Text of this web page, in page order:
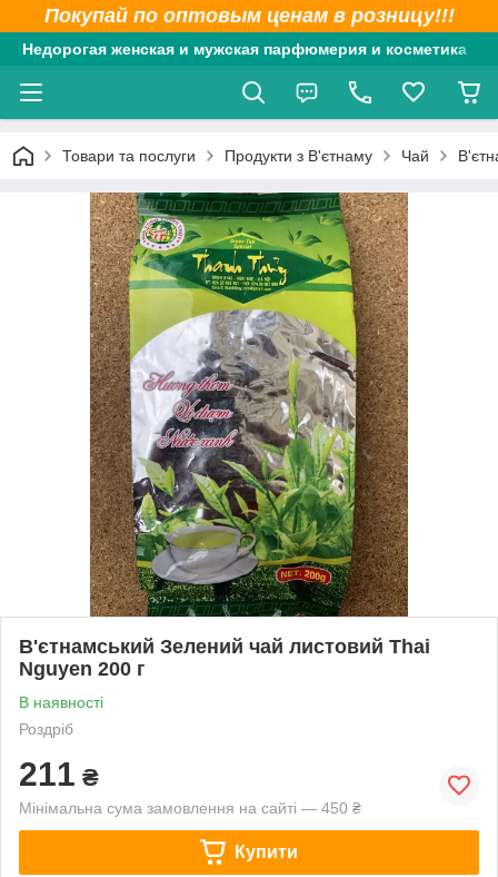
Покупай по оптовым ценам в розницу!!!
Недорогая женская и мужская парфюмерия и косметика
Товари та послуги Продукти з В'єтнаму Чай
В'єтнамський Зелений чай листовий Thai
Nguyen 200 г
В наявності
Роздріб
211 ₴
Мінімальна сума замовлення на сайті — 450 ₴
Купити